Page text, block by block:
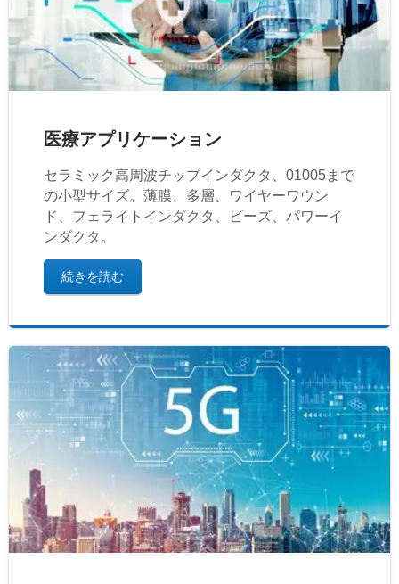
医療アプリケーション
セラミック高周波チップインダクタ、01005まで
の小型サイズ。薄膜、多層、ワイヤーワウン
ド、フェライトインダクタ、ビーズ、パワーイ
ンダクタ。
続きを読む